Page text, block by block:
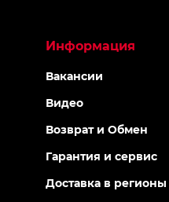
Информация
Вакансии
Видео
Возврат и Обмен
Гарантия и сервис
Доставка в регионы